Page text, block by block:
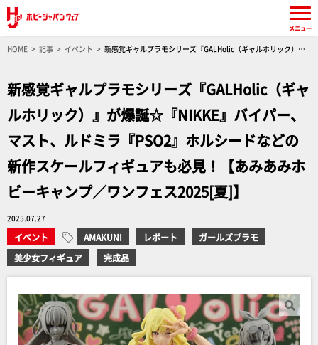
HOME 記事 イベント
新感覚ギャルプラモシリーズ『GALHolic（ギャルホリック）』
新感覚ギャルプラモシリーズ『GALHolic（ギャ
ルホリック）』が爆誕☆『NIKKE』バイパー、
マスト、ルドミラ『PSO2』ホルシードなどの
新作スケールフィギュアも必見！【あみあみホ
ビーキャンプ／ワンフェス2025[夏]】
2025.07.27
イベント AMAKUNI レポート
ガールズプラモ
美少女フィギュア
完成品
メニュー